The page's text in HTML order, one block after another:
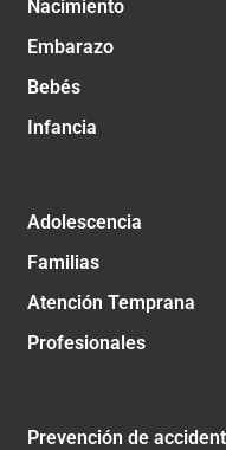
Nacimiento
Embarazo
Bebés
Infancia
Adolescencia
Familias
Atención Temprana
Profesionales
Prevención de